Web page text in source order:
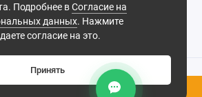
0
Подробнее вСогласие на
данных. Нажмите
согласие на это.
Принять